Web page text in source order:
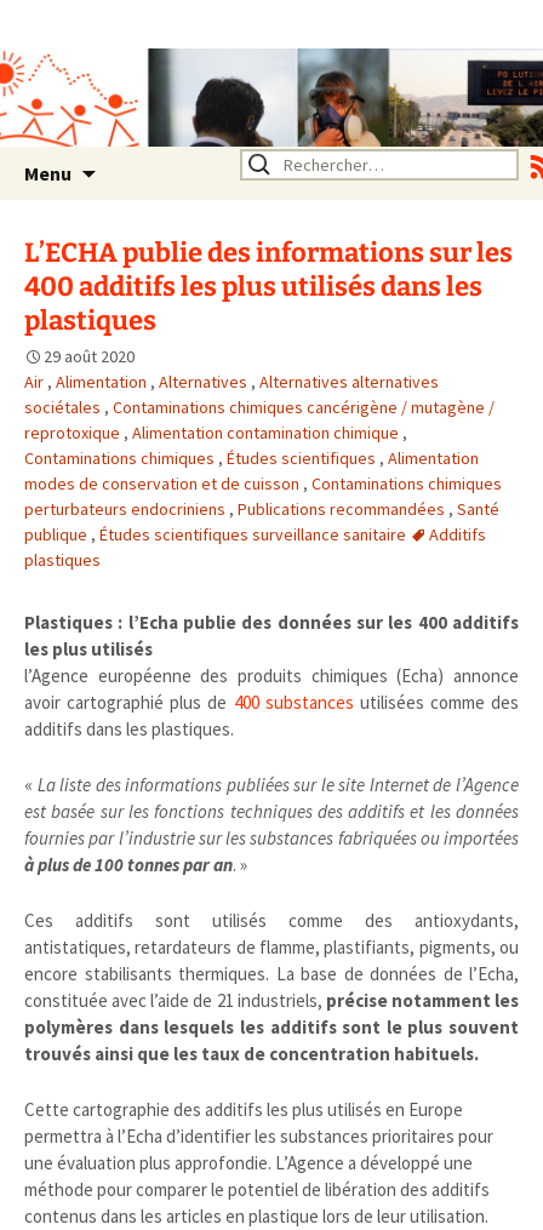
Rhône Alpes
Un environnement sain pour
la santé de tous
Menu Rechercher :
L’ECHA publie des informations sur les
400 additifs les plus utilisés dans les
plastiques
29 août 2020
Air , Alimentation , Alternatives , Alternatives alternatives
sociétales , Contaminations chimiques cancérigène / mutagène /
reprotoxique , Alimentation contamination chimique ,
Contaminations chimiques , Études scientifiques , Alimentation
modes de conservation et de cuisson , Contaminations chimiques
perturbateurs endocriniens , Publications recommandées , Santé
publique , Études scientifiques surveillance sanitaire
Additifs
plastiques
Plastiques : l’Echa publie des données sur les 400 additifs
les plus utilisés
l’Agence européenne des produits chimiques (Echa) annonce
avoir cartographié plus de 400 substances utilisées comme des
additifs dans les plastiques.
« La liste des informations publiées sur le site Internet de l’Agence
est basée sur les fonctions techniques des additifs et les données
fournies par l’industrie sur les substances fabriquées ou importées
à plus de 100 tonnes par an. »
Ces additifs sont utilisés comme des antioxydants,
antistatiques, retardateurs de flamme, plastifiants, pigments, ou
encore stabilisants thermiques. La base de données de l’Echa,
constituée avec l’aide de 21 industriels, précise notamment les
polymères dans lesquels les additifs sont le plus souvent
trouvés ainsi que les taux de concentration habituels.
Cette cartographie des additifs les plus utilisés en Europe
permettra à l’Echa d’identifier les substances prioritaires pour
une évaluation plus approfondie. L’Agence a développé une
méthode pour comparer le potentiel de libération des additifs
contenus dans les articles en plastique lors de leur utilisation.